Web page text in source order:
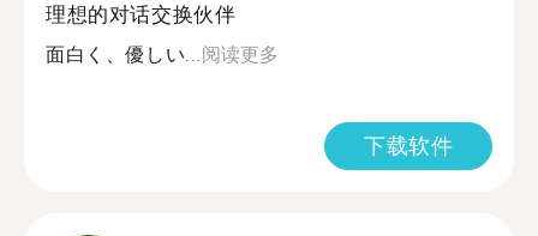
理想的对话交换伙伴
面白く、優しい... 阅读更多
下载软件